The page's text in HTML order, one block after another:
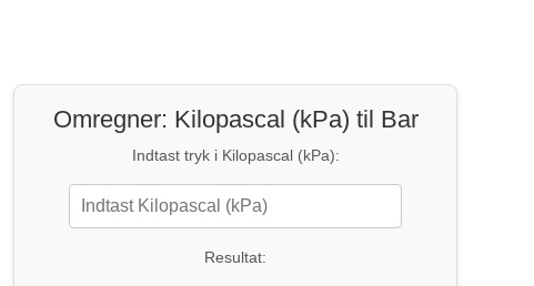
Omregner: Kilopascal (kPa) til Bar
Indtast tryk i Kilopascal (kPa):
Resultat: